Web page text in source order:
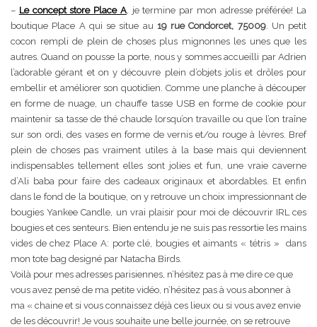
– Le concept store Place A, je termine par mon adresse préférée! La
boutique Place A qui se situe au 19 rue Condorcet, 75009. Un petit
cocon rempli de plein de choses plus mignonnes les unes que les
autres. Quand on pousse la porte, nous y sommes accueilli par Adrien
l’adorable gérant et on y découvre plein d’objets jolis et drôles pour
embellir et améliorer son quotidien. Comme une planche à découper
en forme de nuage, un chauffe tasse USB en forme de cookie pour
maintenir sa tasse de thé chaude lorsqu’on travaille ou que l’on traîne
sur son ordi, des vases en forme de vernis et/ou rouge à lèvres. Bref
plein de choses pas vraiment utiles à la base mais qui deviennent
indispensables tellement elles sont jolies et fun, une vraie caverne
d’Ali baba pour faire des cadeaux originaux et abordables. Et enfin
dans le fond de la boutique, on y retrouve un choix impressionnant de
bougies Yankee Candle, un vrai plaisir pour moi de découvrir IRL ces
bougies et ces senteurs. Bien entendu je ne suis pas ressortie les mains
vides de chez Place A: porte clé, bougies et aimants « tétris » dans
mon tote bag designé par Natacha Birds.
Voilà pour mes adresses parisiennes, n’hésitez pas à me dire ce que
vous avez pensé de ma petite vidéo, n’hésitez pas à vous abonner à
ma « chaine et si vous connaissez déjà ces lieux ou si vous avez envie
de les découvrir! Je vous souhaite une belle journée, on se retrouve